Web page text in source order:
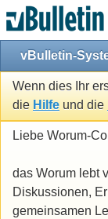
vBulletin-
Wenn dies Ihr
die Hilfe und die
Liebe Worum-
das Worum lebt
Diskussionen,
gemeinsamen